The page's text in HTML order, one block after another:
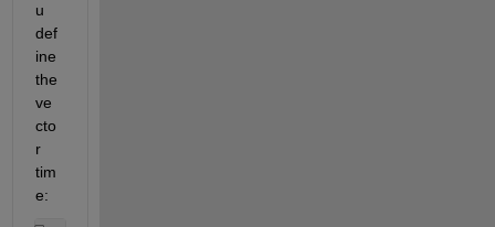
u
def
ine
the
ve
cto
r
tim
e: